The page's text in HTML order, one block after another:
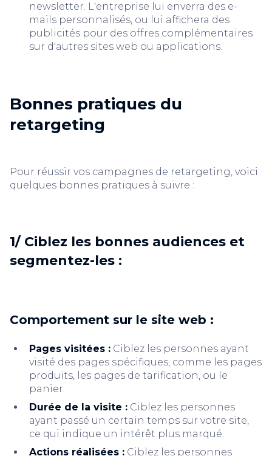
newsletter. L'entreprise lui enverra des e-
mails personnalisés, ou lui affichera des
publicités pour des offres complémentaires
sur d'autres sites web ou applications.
Bonnes pratiques du
retargeting
Pour réussir vos campagnes de retargeting, voici
quelques bonnes pratiques à suivre :
1/ Ciblez les bonnes audiences et
segmentez-les :
Comportement sur le site web :
Pages visitées : Ciblez les personnes ayant
visité des pages spécifiques, comme les pages
produits, les pages de tarification, ou le
panier.
Durée de la visite : Ciblez les personnes
ayant passé un certain temps sur votre site,
ce qui indique un intérêt plus marqué.
Actions réalisées : Ciblez les personnes